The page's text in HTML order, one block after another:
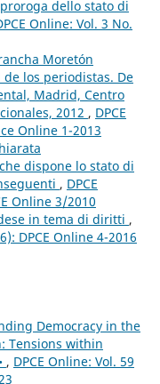
proroga dello stato di
Online: Vol. 3 No.
Moretón
los periodistas. De
Madrid, Centro
2012 , DPCE
Online 1-2013
dispone lo stato di
, DPCE
Online 3/2010
in tema di diritti ,
DPCE Online 4-2016
Democracy in the
Tensions within
, DPCE Online: Vol. 59